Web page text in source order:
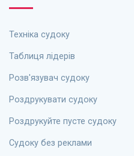
Техніка судоку
Таблиця лідерів
Розв'язувач судоку
Роздрукувати судоку
Роздрукуйте пусте судоку
Судоку без реклами